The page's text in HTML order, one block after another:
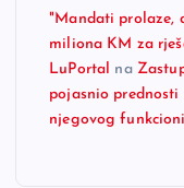
"Mandati prolaze,
miliona KM za
LuPortal na
pojasnio prednosti
njegovog